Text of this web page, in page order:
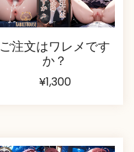
ご注文はワレメです
か？
¥1,300